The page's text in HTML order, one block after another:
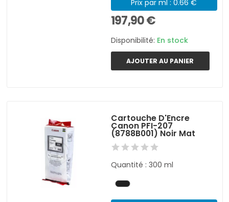
Prix par ml : 0.66 €
197,90 €
Disponibilité: En stock
AJOUTER AU PANIER
Cartouche D'Encre
Canon PFI-207
(8788B001) Noir Mat
Quantité : 300 ml